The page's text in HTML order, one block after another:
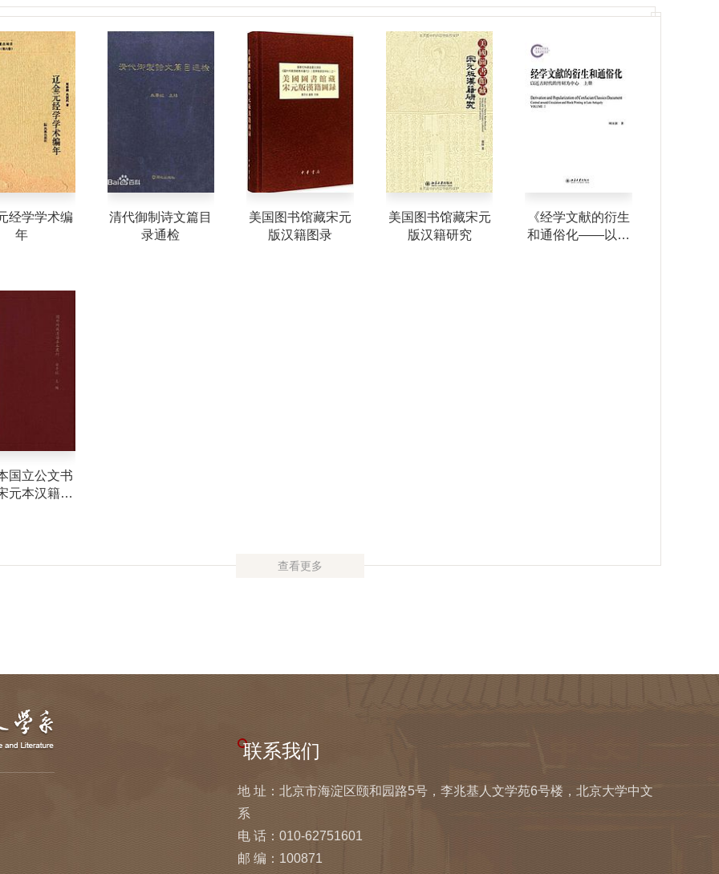
经学学术编
年
清代御制诗文篇目
录通检
美国图书馆藏宋元
版汉籍图录
美国图书馆藏宋元
版汉籍研究
《经学文献的衍生
和通俗化——以近
国立公文书
元本汉籍选
查看更多
联系我们
地 址：北京市海淀区颐和园路5号，李兆基人文学苑6号楼，北京大学中文
系
电 话：010-62751601
邮 编：100871